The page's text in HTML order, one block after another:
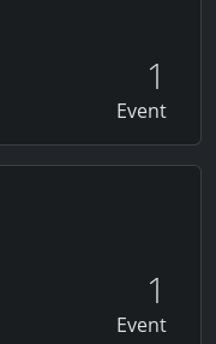
1
Event
1
Event